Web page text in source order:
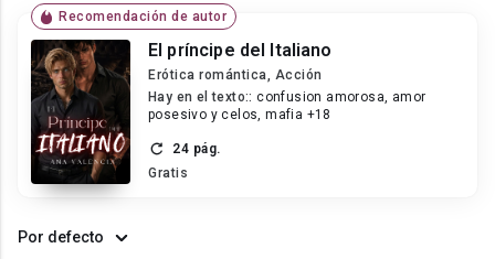
Recomendación de autor
El príncipe del Italiano
Erótica romántica, Acción
Hay en el texto:: confusion amorosa, amor
posesivo y celos, mafia +18
24 pág.
Gratis
Por defecto